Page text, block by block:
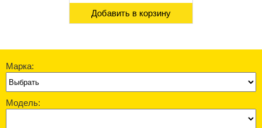
Добавить в корзину
Марка:
Модель: